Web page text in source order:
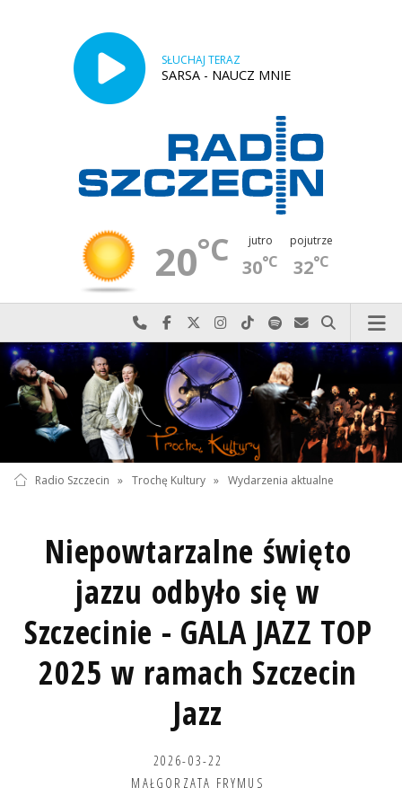
SŁUCHAJ TERAZ
SARSA - NAUCZ MNIE
20°C jutro
30°C
pojutrze
32°C
Najlepiej po prostu do nas zadzwoń
Odwiedź nas na Facebook-u
Odwiedź nas na X
Odwiedź nas na Instagram-ie
Odwiedź nas na TikTok-u
Szukaj nas na Spotify
Wyślij do nas
Szukaj
Radio Szczecin » Trochę Kultury » Wydarzenia aktualne
Niepowtarzalne święto
jazzu odbyło się w
Szczecinie - GALA JAZZ TOP
2025 w ramach Szczecin
Jazz
2026-03-22
MAŁGORZATA FRYMUS